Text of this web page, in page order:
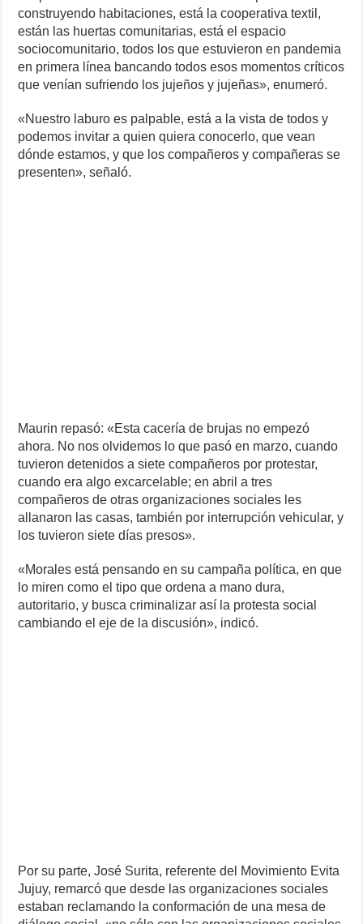
construyendo habitaciones, está la cooperativa textil,
están las huertas comunitarias, está el espacio
sociocomunitario, todos los que estuvieron en pandemia
en primera línea bancando todos esos momentos críticos
que venían sufriendo los jujeños y jujeñas», enumeró.
«Nuestro laburo es palpable, está a la vista de todos y
podemos invitar a quien quiera conocerlo, que vean
dónde estamos, y que los compañeros y compañeras se
presenten», señaló.
Maurin repasó: «Esta cacería de brujas no empezó
ahora. No nos olvidemos lo que pasó en marzo, cuando
tuvieron detenidos a siete compañeros por protestar,
cuando era algo excarcelable; en abril a tres
compañeros de otras organizaciones sociales les
allanaron las casas, también por interrupción vehicular, y
los tuvieron siete días presos».
«Morales está pensando en su campaña política, en que
lo miren como el tipo que ordena a mano dura,
autoritario, y busca criminalizar así la protesta social
cambiando el eje de la discusión», indicó.
Por su parte, José Surita, referente del Movimiento Evita
Jujuy, remarcó que desde las organizaciones sociales
estaban reclamando la conformación de una mesa de